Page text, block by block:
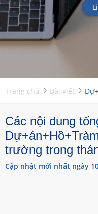
Trang chủ Bài viết
Các nội dung
trường trong
Cập nhật mới nhất ngày